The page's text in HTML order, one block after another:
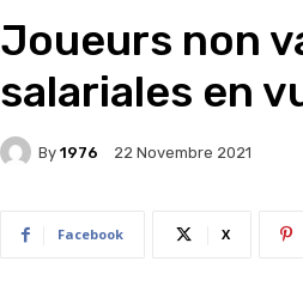
Joueurs non
salariales en
By 1976 22 Novembre 2021
Facebook X